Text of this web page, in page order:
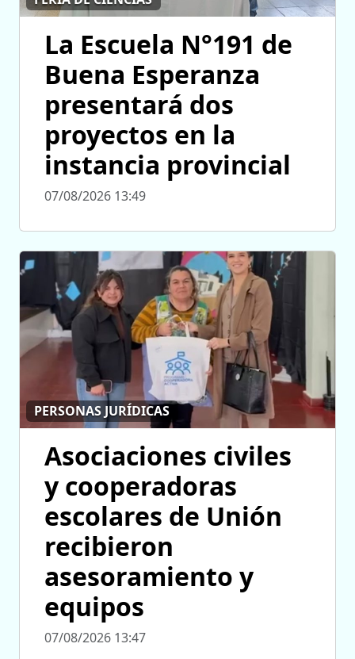
La Escuela N°191 de
Buena Esperanza
presentará dos
proyectos en la
instancia provincial
07/08/2026 13:49
PERSONAS JURÍDICAS
Asociaciones civiles
y cooperadoras
escolares de Unión
recibieron
asesoramiento y
equipos
07/08/2026 13:47